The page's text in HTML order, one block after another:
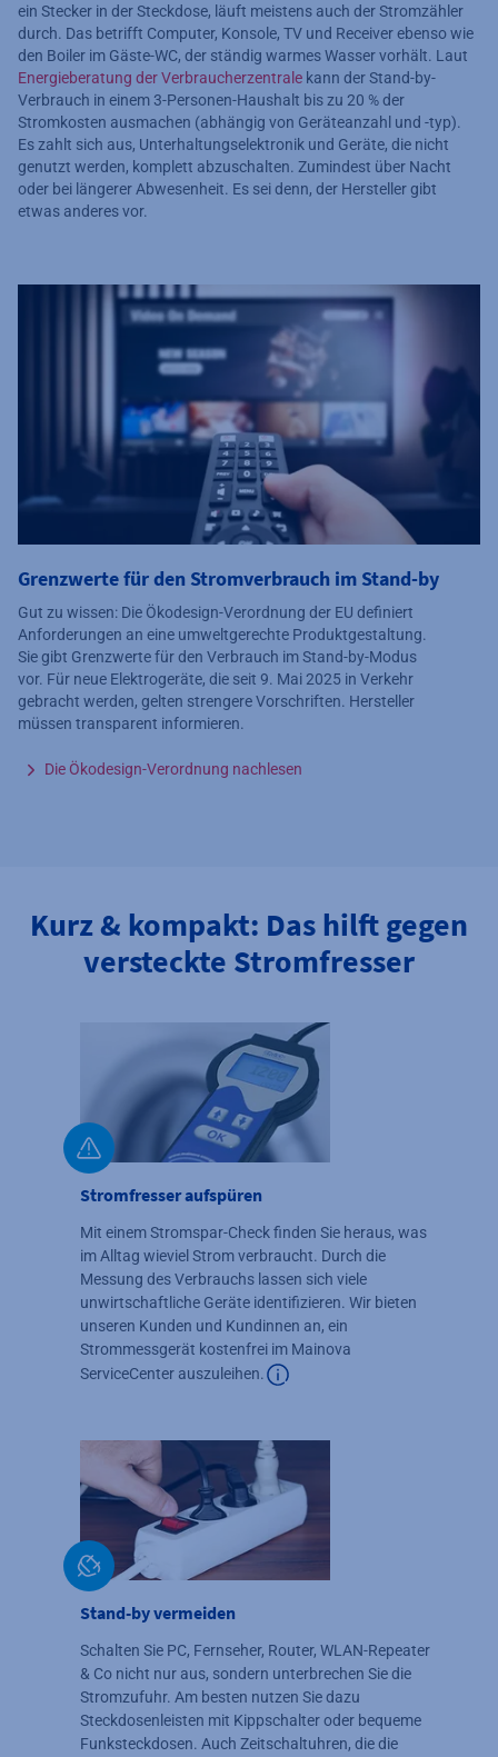
ein Stecker in der Steckdose, läuft meistens auch der Stromzähler
durch. Das betrifft Computer, Konsole, TV und Receiver ebenso wie
den Boiler im Gäste-WC, der ständig warmes Wasser vorhält. Laut
Energieberatung der Verbraucherzentrale kann der Stand-by-
Verbrauch in einem 3-Personen-Haushalt bis zu 20 % der
Stromkosten ausmachen (abhängig von Geräteanzahl und -typ).
Es zahlt sich aus, Unterhaltungselektronik und Geräte, die nicht
genutzt werden, komplett abzuschalten. Zumindest über Nacht
oder bei längerer Abwesenheit. Es sei denn, der Hersteller gibt
etwas anderes vor.
Grenzwerte für den Stromverbrauch im Stand-by
Gut zu wissen: Die Ökodesign-Verordnung der EU definiert
Anforderungen an eine umweltgerechte Produktgestaltung.
Sie gibt Grenzwerte für den Verbrauch im Stand-by-Modus
vor. Für neue Elektrogeräte, die seit 9. Mai 2025 in Verkehr
gebracht werden, gelten strengere Vorschriften. Hersteller
müssen transparent informieren.
Die Ökodesign-Verordnung nachlesen
Kurz & kompakt: Das hilft gegen
versteckte Stromfresser
Stromfresser aufspüren
Mit einem Stromspar-Check finden Sie heraus, was
im Alltag wieviel Strom verbraucht. Durch die
Messung des Verbrauchs lassen sich viele
unwirtschaftliche Geräte identifizieren. Wir bieten
unseren Kunden und Kundinnen an, ein
Strommessgerät kostenfrei im Mainova
ServiceCenter auszuleihen.
Stand-by vermeiden
Schalten Sie PC, Fernseher, Router, WLAN-Repeater
& Co nicht nur aus, sondern unterbrechen Sie die
Stromzufuhr. Am besten nutzen Sie dazu
Steckdosenleisten mit Kippschalter oder bequeme
Funksteckdosen. Auch Zeitschaltuhren, die die